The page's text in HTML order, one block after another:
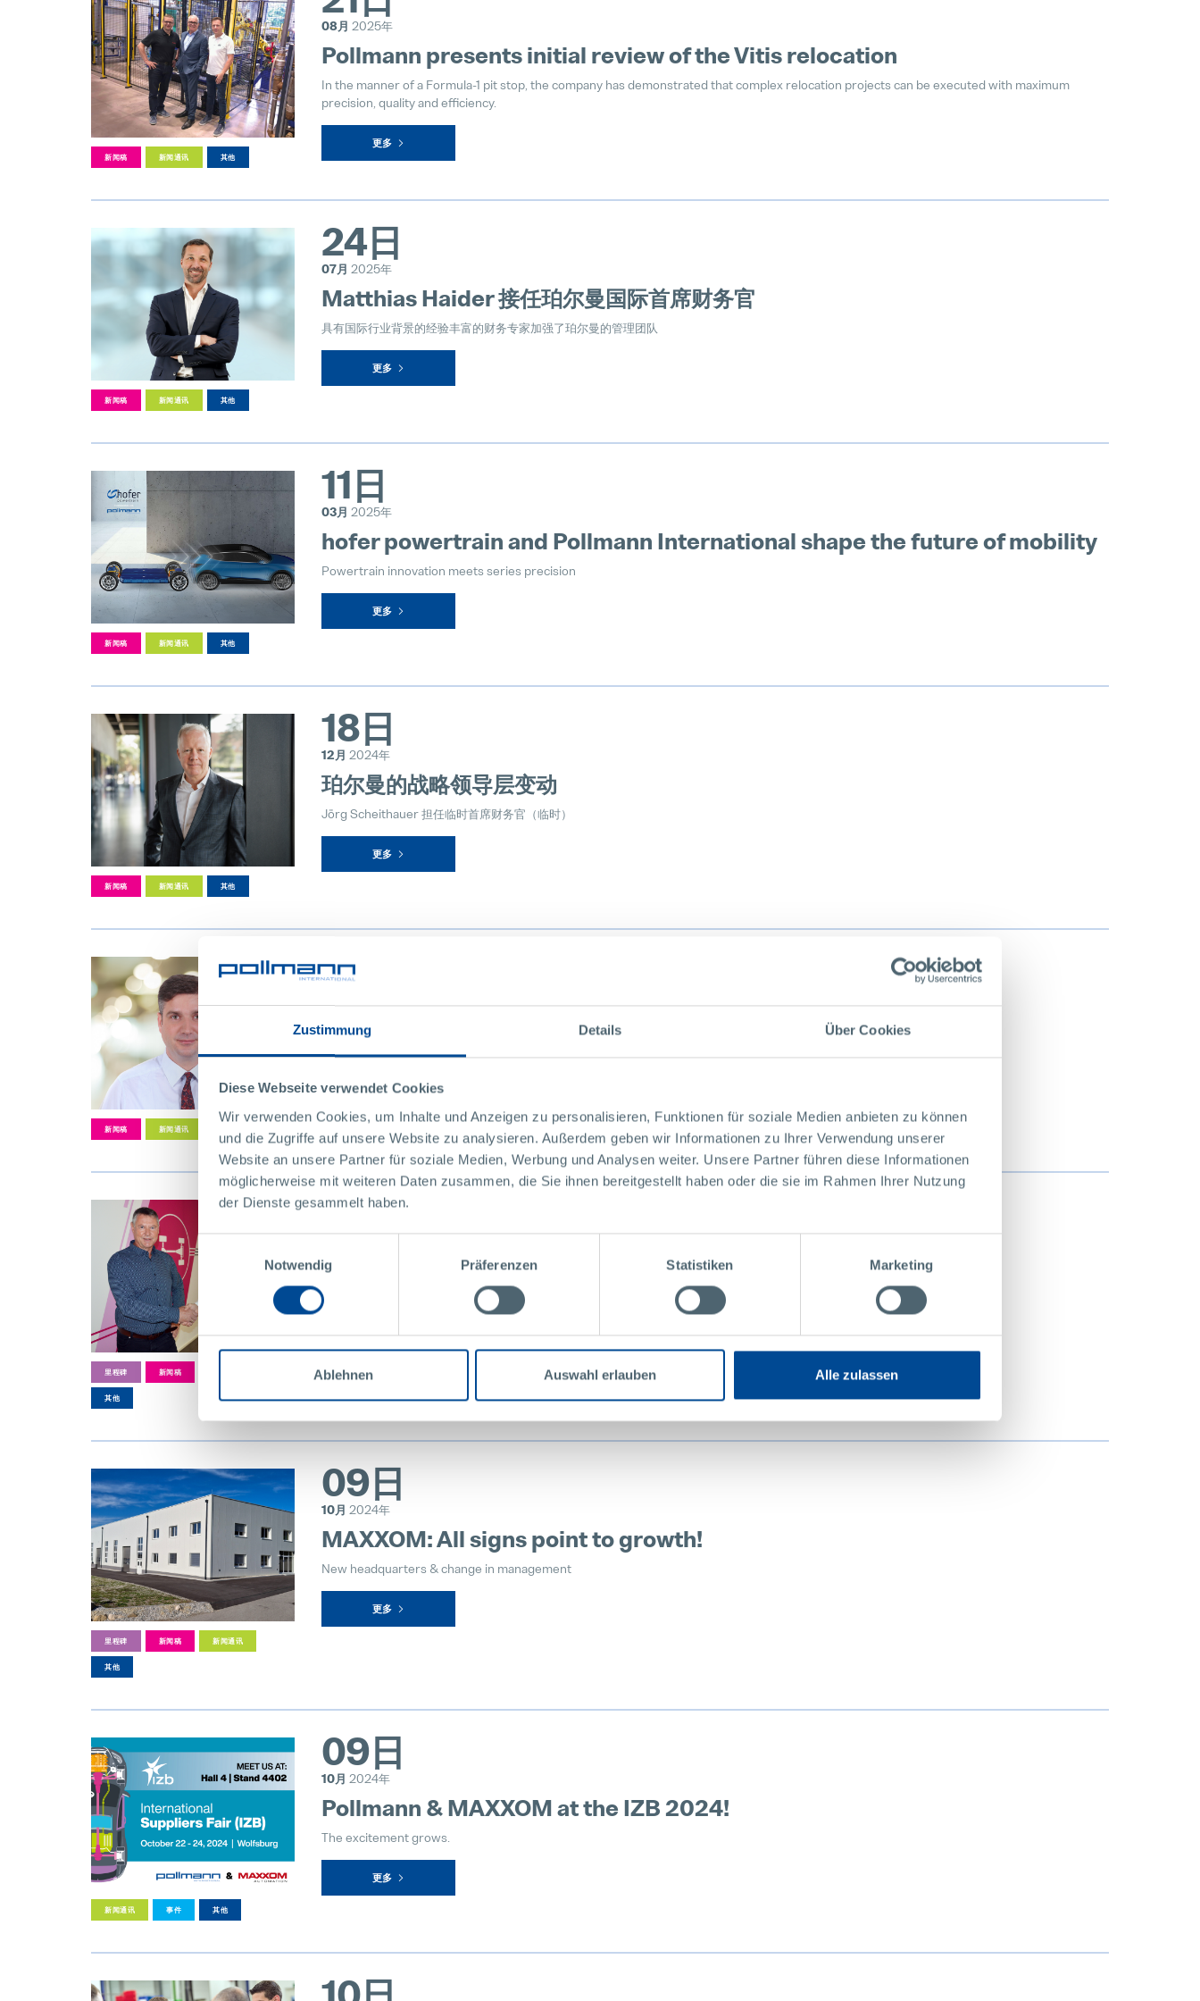
Zustimmung Details Über Cookies
Diese Webseite verwendet Cookies
Wir verwenden Cookies, um Inhalte und Anzeigen zu personalisieren, Funktionen für soziale Medien anbieten zu können
und die Zugriffe auf unsere Website zu analysieren. Außerdem geben wir Informationen zu Ihrer Verwendung unserer
Website an unsere Partner für soziale Medien, Werbung und Analysen weiter. Unsere Partner führen diese Informationen
möglicherweise mit weiteren Daten zusammen, die Sie ihnen bereitgestellt haben oder die sie im Rahmen Ihrer Nutzung
der Dienste gesammelt haben.
Notwendig
Präferenzen Statistiken Marketing
Ablehnen Auswahl erlauben Alle zulassen
新闻稿 新闻通讯 其他
08月 2025年
Pollmann presents initial review of the Vitis relocation
In the manner of a Formula-1 pit stop, the company has demonstrated that complex relocation projects can be executed with maximum
precision, quality and efficiency.
更多
新闻稿 新闻通讯 其他
24日
07月 2025年
Matthias Haider 接任珀尔曼国际首席财务官
具有国际行业背景的经验丰富的财务专家加强了珀尔曼的管理团队
更多
新闻稿 新闻通讯 其他
11日
03月 2025年
hofer powertrain and Pollmann International shape the future of mobility
Powertrain innovation meets series precision
更多
新闻稿 新闻通讯 其他
18日
12月 2024年
珀尔曼的战略领导层变动
Jörg Scheithauer 担任临时首席财务官（临时）
更多
新闻稿 新闻通讯
18日
珀尔曼中国领导层变动
Vincent Weidinger 被任命为总经理
更多
里程碑 新闻稿
其他
09日
Pollmann starts innovation engine with new R&D department
Focus on Innovation and Development
里程碑 新闻稿 新闻通讯
其他
09日
10月 2024年
MAXXOM: All signs point to growth!
New headquarters & change in management
更多
新闻通讯 事件 其他
09日
10月 2024年
Pollmann & MAXXOM at the IZB 2024!
The excitement grows.
更多